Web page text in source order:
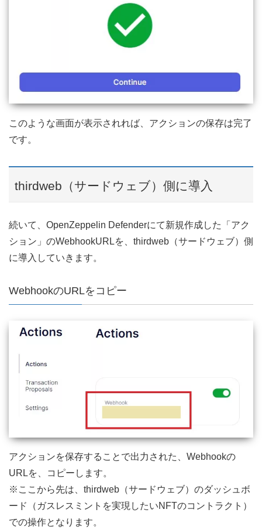
このような画面が表示されれば、アクションの保存は完了
です。
thirdweb（サードウェブ）側に導入
続いて、OpenZeppelin Defenderにて新規作成した「アク
ション」のWebhookURLを、thirdweb（サードウェブ）側
に導入していきます。
WebhookのURLをコピー
アクションを保存することで出力された、Webhookの
URLを、コピーします。
※ここから先は、thirdweb（サードウェブ）のダッシュボ
ード（ガスレスミントを実現したいNFTのコントラクト）
での操作となります。